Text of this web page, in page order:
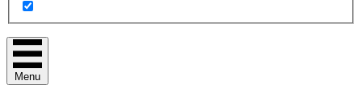
Menu